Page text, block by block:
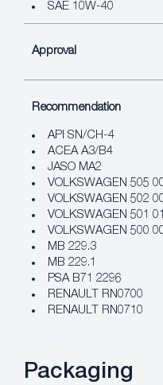
SAE 10W-40
Approval
Recommendation
API SN/CH-4
ACEA A3/B4
JASO MA2
VOLKSWAGEN 505
VOLKSWAGEN 502
VOLKSWAGEN 501 01
VOLKSWAGEN 500
MB 229.3
MB 229.1
PSA B71 2296
RENAULT RN0700
RENAULT RN0710
Packaging